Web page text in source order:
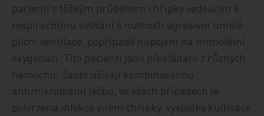
pacienti s těžkým průběhem chřipky vedoucím k
respiračnímu selhání s nutností agresivní umělé
plicní ventilace, popřípadě napojení na mimotělní
oxygenaci. Tito pacienti jsou překládáni z různých
nemocnic, často užívají kombinovanou
antimikrobiální léčbu, ve všech případech je
potvrzena infekce virem chřipky, výsledky kultivace